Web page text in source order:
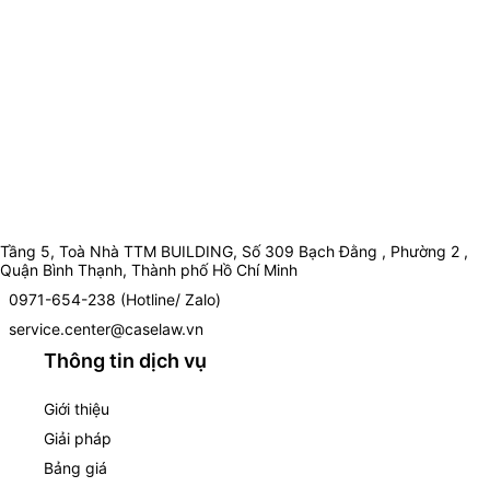
Tầng 5, Toà Nhà TTM BUILDING, Số 309 Bạch Đằng , Phường 2 ,
Quận Bình Thạnh, Thành phố Hồ Chí Minh
0971-654-238 (Hotline/ Zalo)
service.center@caselaw.vn
Thông tin dịch vụ
Giới thiệu
Giải pháp
Bảng giá